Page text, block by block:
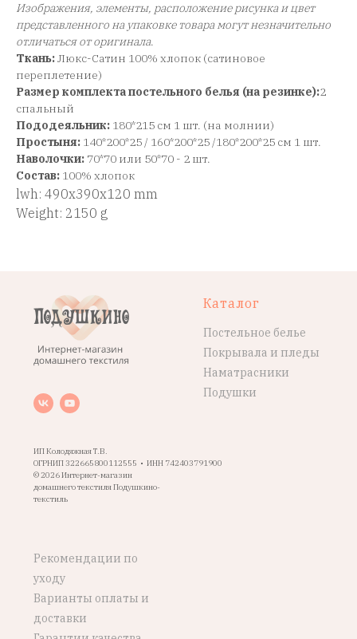
Изображения, элементы, расположение рисунка и цвет
представленного на упаковке товара могут незначительно
отличаться от оригинала.
Ткань:Люкс-Сатин 100% хлопок (сатиновое
переплетение)
Размер комплекта постельного белья (на резинке):2
спальный
Пододеяльник: 180*215 см 1 шт. (на молнии)
Простыня: 140*200*25 / 160*200*25 /180*200*25 см 1 шт.
Наволочки: 70*70 или 50*70 - 2 шт.
Состав: 100% хлопок
lwh: 490x390x120 mm
Weight: 2150 g
ИП Колодяжная Т.В.
ОГРНИП 322665800112555 • ИНН 742403791900
© 2026 Интернет-магазин
домашнего текстиля Подушкино-
текстиль
Каталог
Постельное белье
Покрывала и пледы
Наматрасники
Подушки
Рекомендации по
уходу
Варианты оплаты и
доставки